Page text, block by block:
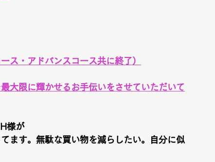
ス・アドバンスコース共に終了）
大限に輝かせるお手伝いをさせていただいて
様が
ます。無駄な買い物を減らしたい。自分に似